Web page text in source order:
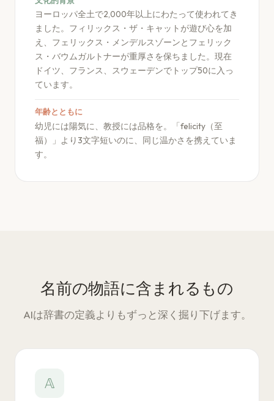
ヨーロッパ全土で2,000年以上にわたって使われてき
ました。フィリックス・ザ・キャットが遊び心を加
え、フェリックス・メンデルスゾーンとフェリック
ス・バウムガルトナーが重厚さを保ちました。現在
ドイツ、フランス、スウェーデンでトップ50に入っ
ています。
年齢とともに
幼児には陽気に、教授には品格を。「felicity（至
福）」より3文字短いのに、同じ温かさを携えていま
す。
名前の物語に含まれるもの
AIは辞書の定義よりもずっと深く掘り下げます。
𝔸